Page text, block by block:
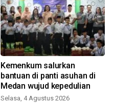
Kemenkum salurkan
bantuan di panti asuhan di
Medan wujud kepedulian
Selasa, 4 Agustus 2026